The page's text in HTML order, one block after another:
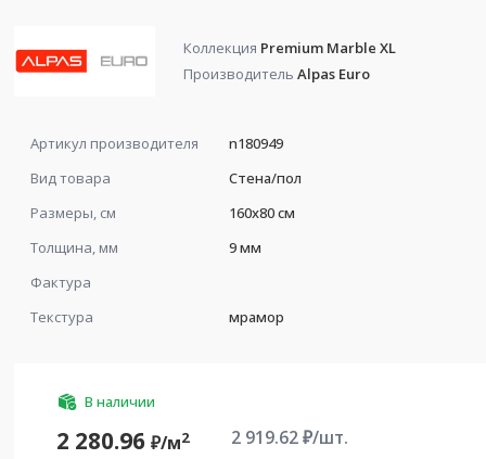
Коллекция Premium Marble XL
Производитель Alpas Euro
Артикул производителя
n180949
Вид товара
Стена/пол
Размеры, см
160x80 см
Толщина, мм
9 мм
Фактура
Текстура
мрамор
В наличии
2 280.96 ₽/м2 2 919.62₽/шт.